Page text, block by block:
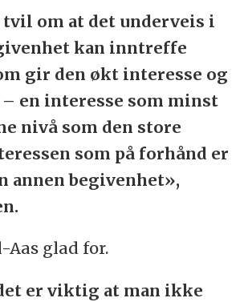
om at det underveis i
kan inntreffe
gir den økt interesse og
en interesse som minst
nivå som den store
som på forhånd er
annen begivenhet»,
Aas glad for.
er viktig at man ikke